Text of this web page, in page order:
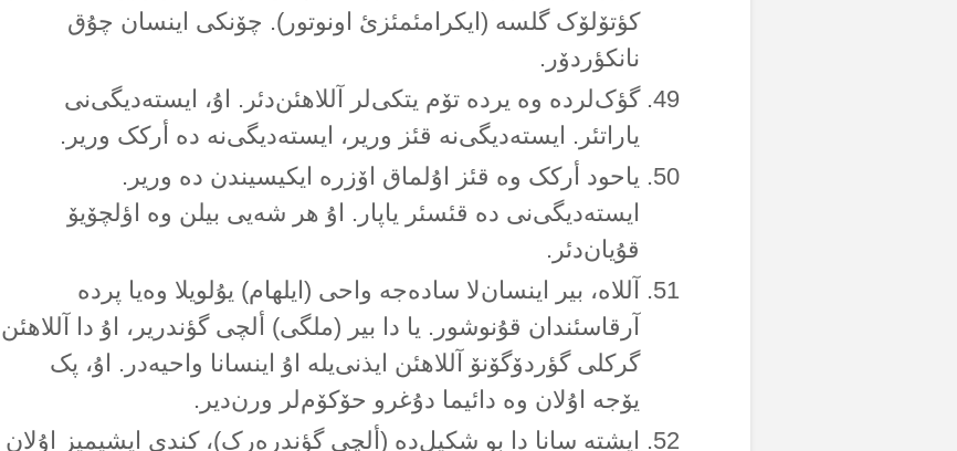
کؤتۆلۆک گلسە (ایکرامئمئزئ اونوتور). چۆنکی اینسان چۇق
نانکؤردۆر.
گؤک‌لردە وە یردە تۆم یتکی‌لر آللاهئن‌دئر. اۇ، ایستەدیگی‌نی
یاراتئر. ایستەدیگی‌نە قئز وریر، ایستەدیگی‌نە دە أرکک وریر.
یاحود أرکک وە قئز اۇلماق اۆزرە ایکیسیندن دە وریر.
ایستەدیگی‌نی دە قئسئر یاپار. اۇ هر شەیی بیلن وە اؤلچۆیۆ
قۇیان‌دئر.
آللاە، بیر اینسان‌لا سادەجە واحی (ایلهام) یۇلویلا وەیا پردە
آرقاسئندان قۇنوشور. یا دا بیر (ملگی) ألچی گؤندریر، اۇ دا آللاهئن
گرکلی گؤردۆگۆنۆ آللاهئن ایذنی‌یلە اۇ اینسانا واحیەدر. اۇ، پک
یۆجە اۇلان وە دائیما دۇغرو حۆکۆم‌لر ورن‌دیر.
ایشتە سانا دا بو شکیل‌دە (ألچی گؤندرەرک)، کندی ایشیمیز اۇلان